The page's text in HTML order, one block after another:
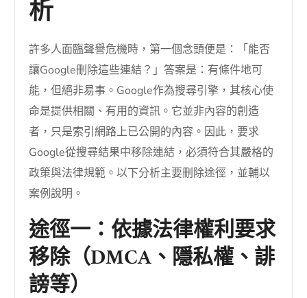
析
許多人面臨聲譽危機時，第一個念頭便是：「能否
讓Google刪除這些連結？」答案是：有條件地可
能，但絕非易事。Google作為搜尋引擎，其核心使
命是提供相關、有用的資訊。它並非內容的創造
者，只是索引網路上已公開的內容。因此，要求
Google從搜尋結果中移除連結，必須符合其嚴格的
政策與法律規範。以下分析主要刪除途徑，並輔以
案例說明。
途徑一：依據法律權利要求
移除（DMCA、隱私權、誹
謗等）